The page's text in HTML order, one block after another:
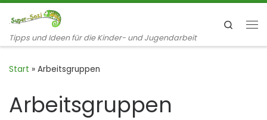
Zum Inhalt springen
Tipps und Ideen für die Kinder- und Jugendarbeit
Search
Start » Arbeitsgruppen
Arbeitsgruppen